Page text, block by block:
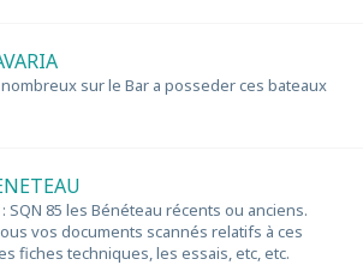
sur le Bar a posseder ces bateaux
SQN 85 les Bénéteau récents ou anciens.
vos documents scannés relatifs à ces
fiches techniques, les essais, etc, etc.